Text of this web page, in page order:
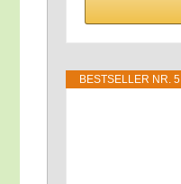
BEST­SEL­LER NR. 5